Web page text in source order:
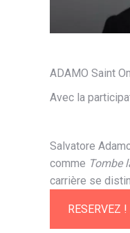
ADAMO Saint
Avec la
Salvatore
comme Tombe
carrière se
RESERVEZ !